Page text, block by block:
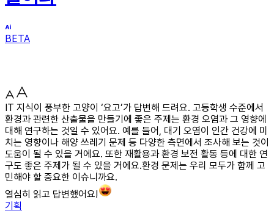
BETA
IT 지식이 풍부한 고양이 ‘요고’가 답변해 드려요. 고등학생 수준에서
환경과 관련한 산출물을 만들기에 좋은 주제는 환경 오염과 그 영향에
대해 연구하는 것일 수 있어요. 예를 들어, 대기 오염이 인간 건강에 미
치는 영향이나 해양 쓰레기 문제 등 다양한 측면에서 조사해 보는 것이
도움이 될 수 있을 거에요. 또한 재활용과 환경 보전 활동 등에 대한 연
구도 좋은 주제가 될 수 있을 거에요.환경 문제는 우리 모두가 함께 고
민해야 할 중요한 이슈니까요.
열심히 읽고 답변했어요!
기획